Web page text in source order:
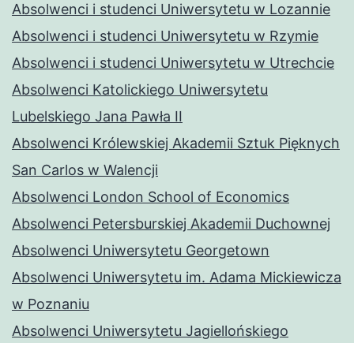
Absolwenci i studenci Uniwersytetu w Lozannie
Absolwenci i studenci Uniwersytetu w Rzymie
Absolwenci i studenci Uniwersytetu w Utrechcie
Absolwenci Katolickiego Uniwersytetu
Lubelskiego Jana Pawła II
Absolwenci Królewskiej Akademii Sztuk Pięknych
San Carlos w Walencji
Absolwenci London School of Economics
Absolwenci Petersburskiej Akademii Duchownej
Absolwenci Uniwersytetu Georgetown
Absolwenci Uniwersytetu im. Adama Mickiewicza
w Poznaniu
Absolwenci Uniwersytetu Jagiellońskiego